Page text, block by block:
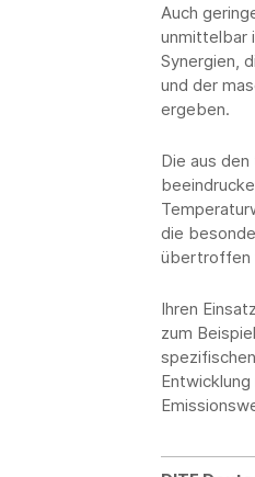
Auch
unmittelbar
Synergien,
und der
ergeben.
Die aus
die
übertroffen
Ihren
zum